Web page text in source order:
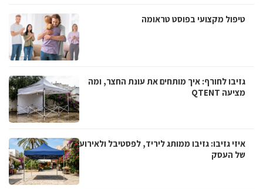
טיפול מקצועי בפוסט טראומה
גזיבו לחורף: איך מותחים את עונת החצר, ומה
מציעה QTENT
איזי גזיבו: גזיבו ממותג ליריד, לפסטיבל ולאירוע
של העסק